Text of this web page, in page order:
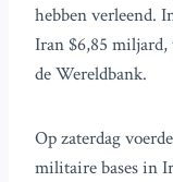
hebben verleend.
Iran $6,85 miljard,
de Wereldbank.
Op zaterdag
militaire bases in